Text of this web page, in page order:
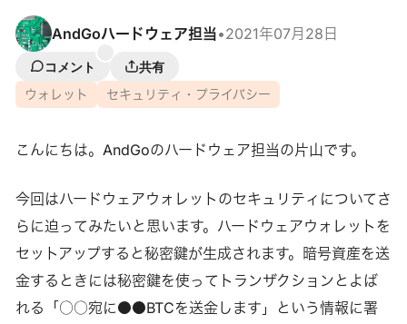
AndGoハードウェア担当•2021年07月28日
コメント
共有
ウォレット
セキュリティ・プライバシー
こんにちは。AndGoのハードウェア担当の片山です。
今回はハードウェアウォレットのセキュリティについてさ
らに迫ってみたいと思います。ハードウェアウォレットを
セットアップすると秘密鍵が生成されます。暗号資産を送
金するときには秘密鍵を使ってトランザクションとよば
れる「○○宛に●●BTCを送金します」という情報に署